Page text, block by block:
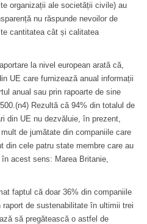
organizații ale societății civile) au
nu răspunde nevoilor de
cantitatea cât și calitatea
la nivel european arată că,
UE care furnizează anual informații
anual sau prin rapoarte de sine
Rezultă că 94% din totalul de
din UE nu dezvăluie, în prezent,
de jumătate din companiile care
din cele patru state membre care au
acest sens: Marea Britanie,
faptul că doar 36% din companiile
de sustenabilitate în ultimii trei
să pregătească o astfel de